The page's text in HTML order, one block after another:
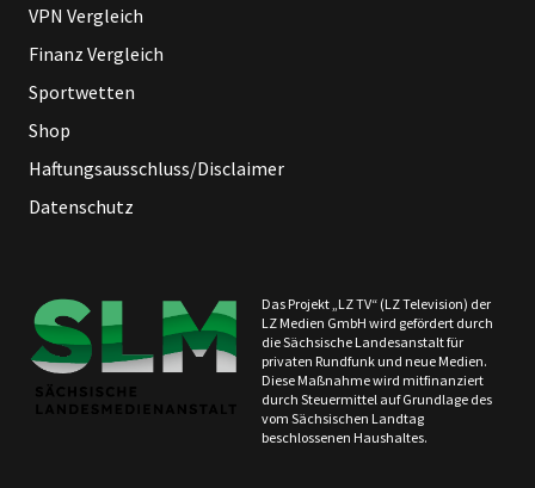
VPN Vergleich
Finanz Vergleich
Sportwetten
Shop
Haftungsausschluss/Disclaimer
Datenschutz
Das Projekt „LZ TV“ (LZ Television) der
LZ Medien GmbH wird gefördert durch
die Sächsische Landesanstalt für
privaten Rundfunk und neue Medien.
Diese Maßnahme wird mitfinanziert
durch Steuermittel auf Grundlage des
vom Sächsischen Landtag
beschlossenen Haushaltes.